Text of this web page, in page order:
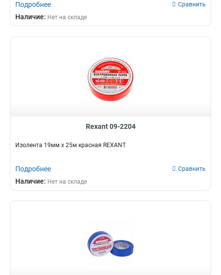
Подробнее Сравнить
Наличие: Нет на складе
Rexant 09-2204
Изолента 19мм х 25м красная REXANT
Подробнее Сравнить
Наличие: Нет на складе